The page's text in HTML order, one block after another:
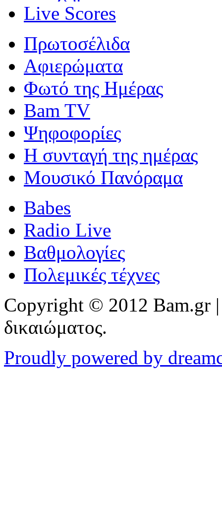
Live Scores
Πρωτοσέλιδα
Αφιερώματα
Φωτό της Ημέρας
Bam TV
Ψηφοφορίες
Η συνταγή της ημέρας
Μουσικό Πανόραμα
Babes
Radio Live
Βαθμολογίες
Πολεμικές τέχνες
Copyright © 2012 Bam.gr |
δικαιώματος.
Proudly powered by